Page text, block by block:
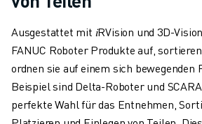
Ausgestattet mit 𝑖RVision und 3D-
FANUC Roboter Produkte auf,
ordnen sie auf einem sich bewegenden
Beispiel sind Delta-Roboter und
perfekte Wahl für das Entnehmen,